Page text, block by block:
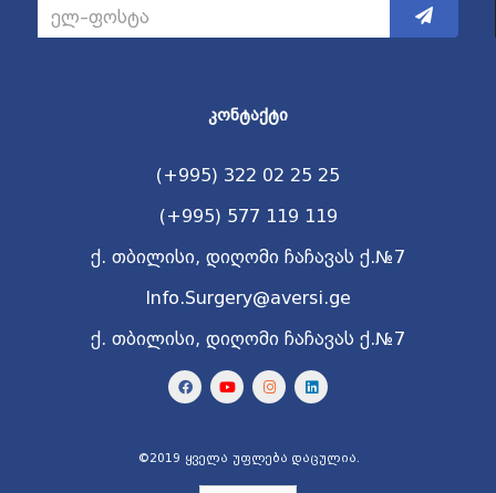
ᲙᲝᲜᲢᲐᲥᲢᲘ
(+995) 322 02 25 25
(+995) 577 119 119
ქ. თბილისი, დიღომი ჩაჩავას ქ.№7
Info.Surgery@aversi.ge
ქ. თბილისი, დიღომი ჩაჩავას ქ.№7
©2019 ყველა უფლება დაცულია.